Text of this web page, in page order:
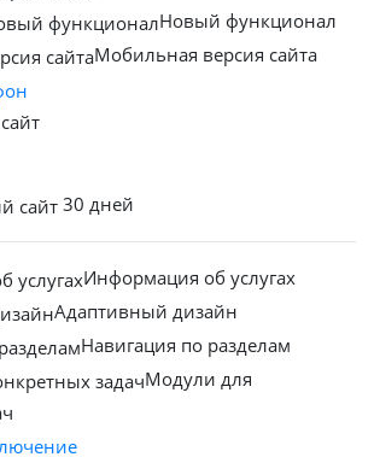
Новый функционал
Мобильная версия сайта
30 дней
Информация об услугах
Адаптивный дизайн
Навигация по разделам
Модули для